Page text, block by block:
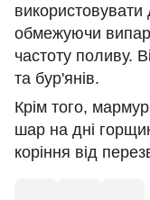
обмежуючи
частоту поливу.
та бур'янів.
Крім того,
шар на дні
коріння від